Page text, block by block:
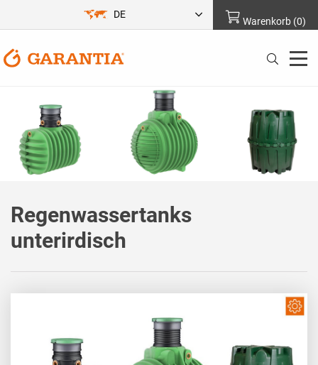
Warenkorb (0)
DE
Regenwassertanks
unterirdisch